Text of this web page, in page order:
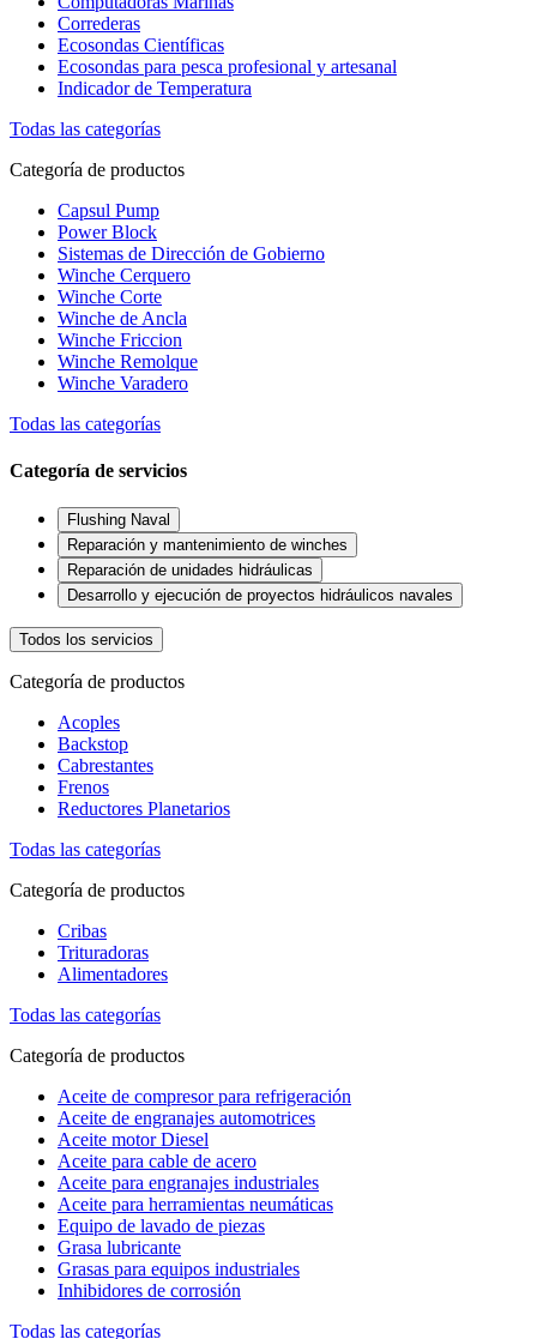
Correderas
Ecosondas Científicas
Ecosondas para pesca profesional y artesanal
Indicador de Temperatura
Todas las categorías
Categoría de productos
Capsul Pump
Power Block
Sistemas de Dirección de Gobierno
Winche Cerquero
Winche Corte
Winche de Ancla
Winche Friccion
Winche Remolque
Winche Varadero
Todas las categorías
Categoría de servicios
Flushing Naval
Reparación y mantenimiento de winches
Reparación de unidades hidráulicas
Desarrollo y ejecución de proyectos hidráulicos navales
Todos los servicios
Categoría de productos
Acoples
Backstop
Cabrestantes
Frenos
Reductores Planetarios
Todas las categorías
Categoría de productos
Cribas
Trituradoras
Alimentadores
Todas las categorías
Categoría de productos
Aceite de compresor para refrigeración
Aceite de engranajes automotrices
Aceite motor Diesel
Aceite para cable de acero
Aceite para engranajes industriales
Aceite para herramientas neumáticas
Equipo de lavado de piezas
Grasa lubricante
Grasas para equipos industriales
Inhibidores de corrosión
Todas las categorías